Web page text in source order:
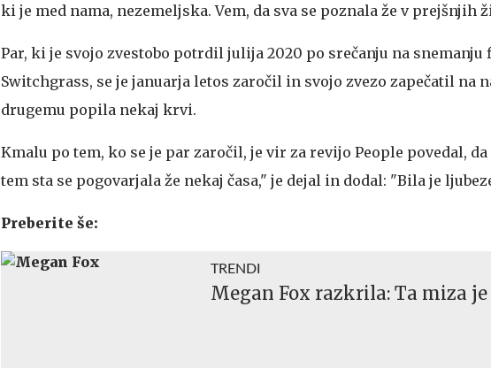
ki je med nama, nezemeljska. Vem, da sva se poznala že v prejšnjih
Par, ki je svojo zvestobo potrdil julija 2020 po srečanju na
Switchgrass, se je januarja letos zaročil in svojo zvezo zapečatil na
drugemu popila nekaj krvi.
Kmalu po tem, ko se je par zaročil, je vir za revijo People povedal,
tem sta se pogovarjala že nekaj časa," je dejal in dodal: "Bila je
Preberite še:
TRENDI
Megan Fox razkrila: Ta miza